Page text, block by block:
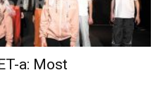
a: Most